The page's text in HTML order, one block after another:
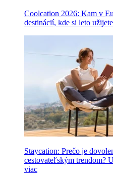
Coolcation 2026: Kam v
destinácií, kde si leto
Staycation: Prečo je
cestovateľským trendom?
viac